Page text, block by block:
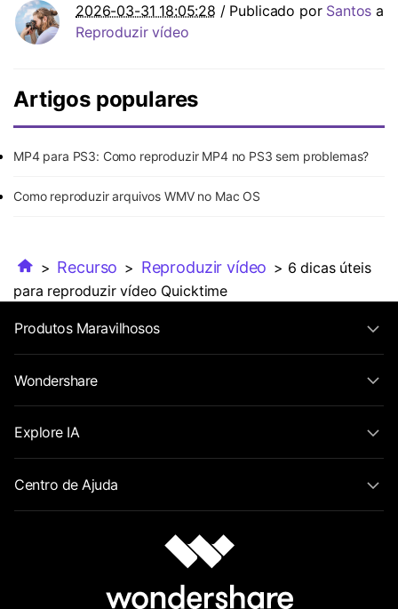
2026-03-31 18:05:28 / Publicado por Santos a
Reproduzir vídeo
Artigos populares
MP4 para PS3: Como reproduzir MP4 no PS3 sem problemas?
Como reproduzir arquivos WMV no Mac OS
> Recurso > Reproduzir vídeo > 6 dicas úteis
para reproduzir vídeo Quicktime
Produtos Maravilhosos
Wondershare
Explore IA
Centro de Ajuda